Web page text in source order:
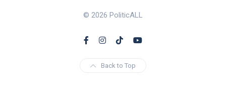
© 2026 PoliticALL
Back to Top